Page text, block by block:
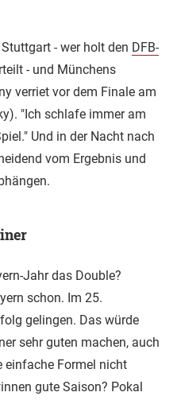
- wer holt den DFB-
- und Münchens
verriet vor dem Finale am
"Ich schlafe immer am
Und in der Nacht nach
vom Ergebnis und
Jahr das Double?
schon. Im 25.
gelingen. Das würde
sehr guten machen, auch
einfache Formel nicht
gute Saison? Pokal